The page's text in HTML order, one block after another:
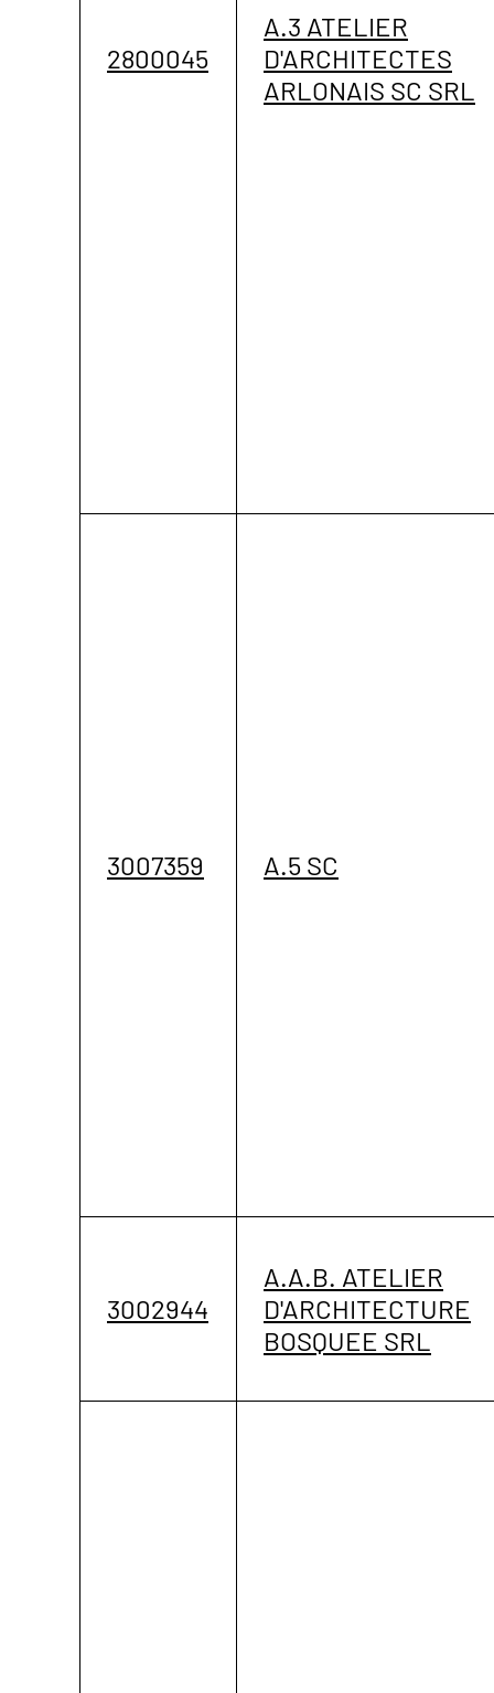
2800045
A.3 ATELIER
D'ARCHITECTES
ARLONAIS SC SRL
3007359 A.5 SC
3002944
A.A.B. ATELIER
D'ARCHITECTURE
BOSQUEE SRL